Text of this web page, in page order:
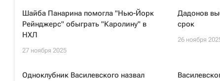
Шайба Панарина помогла "Нью-Йорк
Рейнджерс" обыграть "Каролину" в
НХЛ
27 ноября 2025
Дадонов
срок
26 ноября
Одноклубник Василевского назвал